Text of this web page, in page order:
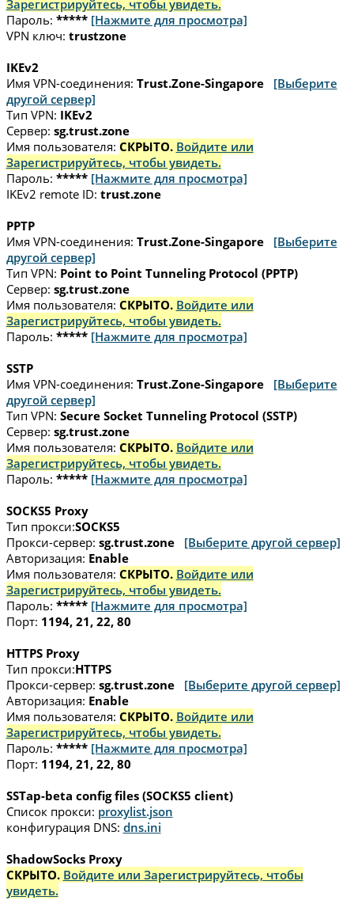
Зарегистрируйтесь, чтобы увидеть.
Пароль: ***** [Нажмите для просмотра]
VPN ключ: trustzone
IKEv2
Имя VPN-соединения: Trust.Zone-Singapore
[Выберите
другой сервер]
Тип VPN: IKEv2
Сервер: sg.trust.zone
Имя пользователя: СКРЫТО. Войдите или
Зарегистрируйтесь, чтобы увидеть.
Пароль: ***** [Нажмите для просмотра]
IKEv2 remote ID: trust.zone
PPTP
Имя VPN-соединения: Trust.Zone-Singapore
[Выберите
другой сервер]
Тип VPN: Point to Point Tunneling Protocol (PPTP)
Сервер: sg.trust.zone
Имя пользователя: СКРЫТО. Войдите или
Зарегистрируйтесь, чтобы увидеть.
Пароль: ***** [Нажмите для просмотра]
SSTP
Имя VPN-соединения: Trust.Zone-Singapore
[Выберите
другой сервер]
Тип VPN: Secure Socket Tunneling Protocol (SSTP)
Сервер: sg.trust.zone
Имя пользователя: СКРЫТО. Войдите или
Зарегистрируйтесь, чтобы увидеть.
Пароль: ***** [Нажмите для просмотра]
SOCKS5 Proxy
Тип прокси:SOCKS5
Прокси-сервер: sg.trust.zone
[Выберите другой сервер]
Авторизация: Enable
Имя пользователя: СКРЫТО. Войдите или
Зарегистрируйтесь, чтобы увидеть.
Пароль: ***** [Нажмите для просмотра]
Порт: 1194, 21, 22, 80
HTTPS Proxy
Тип прокси:HTTPS
Прокси-сервер: sg.trust.zone
[Выберите другой сервер]
Авторизация: Enable
Имя пользователя: СКРЫТО. Войдите или
Зарегистрируйтесь, чтобы увидеть.
Пароль: ***** [Нажмите для просмотра]
Порт: 1194, 21, 22, 80
SSTap-beta config files (SOCKS5 client)
Список прокси: proxylist.json
конфигурация DNS: dns.ini
ShadowSocks Proxy
СКРЫТО. Войдите или Зарегистрируйтесь, чтобы
увидеть.